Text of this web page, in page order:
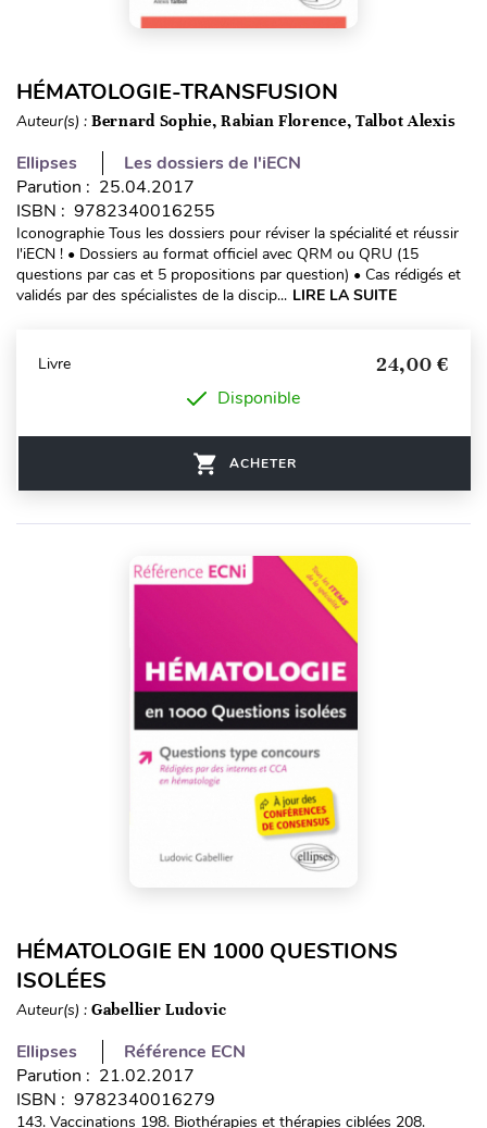
HÉMATOLOGIE-TRANSFUSION
Auteur(s) : Bernard Sophie, Rabian Florence, Talbot Alexis
Ellipses
Les dossiers de l'iECN
Parution : 25.04.2017
ISBN : 9782340016255
Iconographie Tous les dossiers pour réviser la spécialité et réussir
l'iECN ! • Dossiers au format officiel avec QRM ou QRU (15
questions par cas et 5 propositions par question) • Cas rédigés et
validés par des spécialistes de la discip... LIRE LA SUITE
Livre 24,00 €
Disponible
ACHETER
HÉMATOLOGIE EN 1000 QUESTIONS
ISOLÉES
Auteur(s) : Gabellier Ludovic
Ellipses
Référence ECN
Parution : 21.02.2017
ISBN : 9782340016279
143. Vaccinations 198. Biothérapies et thérapies ciblées 208.